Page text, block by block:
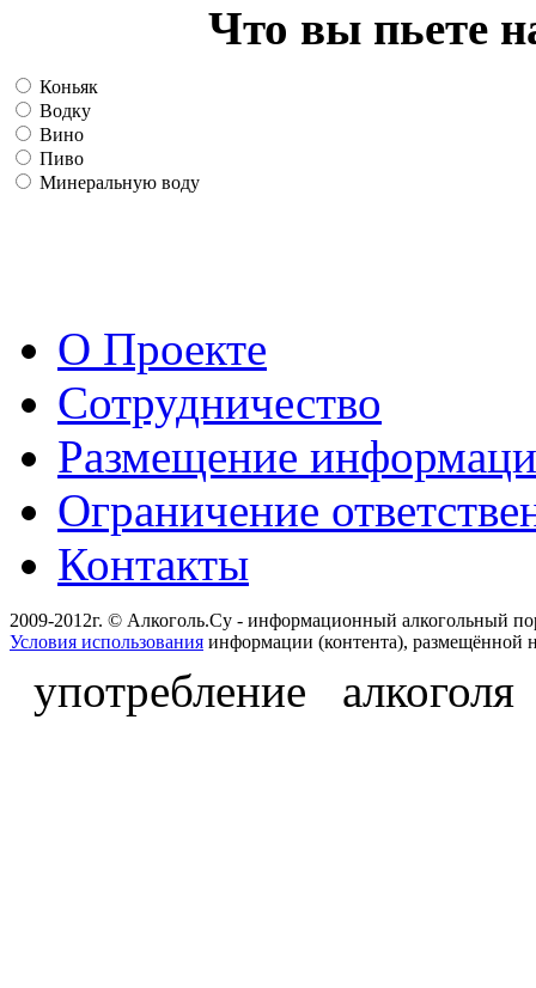
Что вы пьете
Коньяк
Водку
Вино
Пиво
Минеральную воду
О Проекте
Сотрудничество
Размещение
Ограничение
Контакты
2009-2012г. © Алкоголь.Су - информационный алкогольный
Условия использования информации (контента), размещённой
употребление